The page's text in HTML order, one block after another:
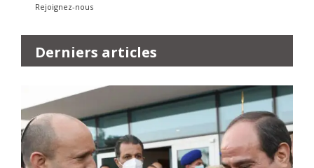
Rejoignez-nous
Derniers articles